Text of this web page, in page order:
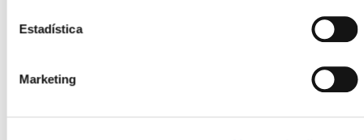
Estadística
Marketing